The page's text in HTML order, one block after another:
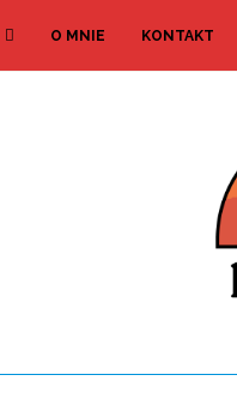
O MNIE KONTAKT